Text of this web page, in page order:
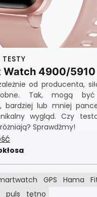
Watch 4900/5910
od producenta,
Tak, mogą
bardziej lub mniej
wygląd. Czy
Sprawdźmy!
GPS Hama
puls tętno